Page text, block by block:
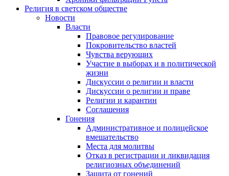
Религия в светском обществе
Новости
Власти
Правовое регулирование
Покровительство властей
Чувства верующих
Участие в выборах и в политической
жизни
Дискуссии о религии и власти
Дискуссии о религии и праве
Религии и карантин
Соглашения
Гонения
Административное и полицейское
вмешательство
Места для молитвы
Отказ в регистрации и ликвидация
религиозных объединений
Защита от гонений